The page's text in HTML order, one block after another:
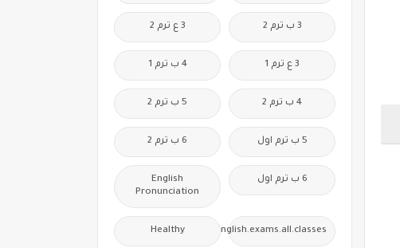
3 ب ترم 2 3 ع ترم 2
3 ع ترم 1 4 ب ترم 1
4 ب ترم 2 5 ب ترم 2
5 ب ترم اول 6 ب ترم 2
6 ب ترم اول
English
Pronunciation
Free.English.exams.all.classes
Healthy